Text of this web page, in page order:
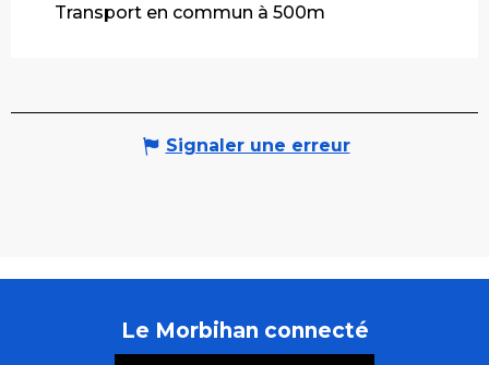
Transport en commun à 500m
Signaler une erreur
Le Morbihan connecté